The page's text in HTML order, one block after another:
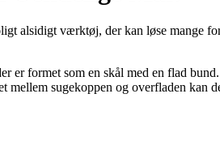
alsidigt værktøj, der kan løse mange
er formet som en skål med en flad
sugekoppen og overfladen kan